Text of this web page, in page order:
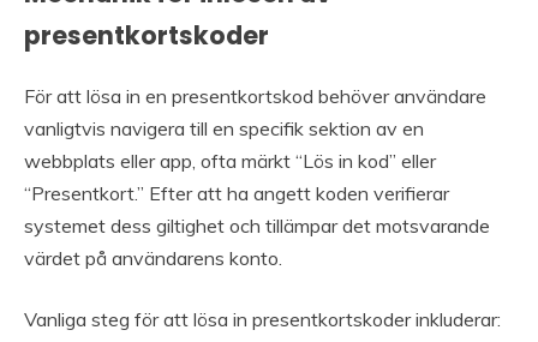
presentkortskoder
För att lösa in en presentkortskod behöver användare
vanligtvis navigera till en specifik sektion av en
webbplats eller app, ofta märkt “Lös in kod” eller
“Presentkort.” Efter att ha angett koden verifierar
systemet dess giltighet och tillämpar det motsvarande
värdet på användarens konto.
Vanliga steg för att lösa in presentkortskoder inkluderar: